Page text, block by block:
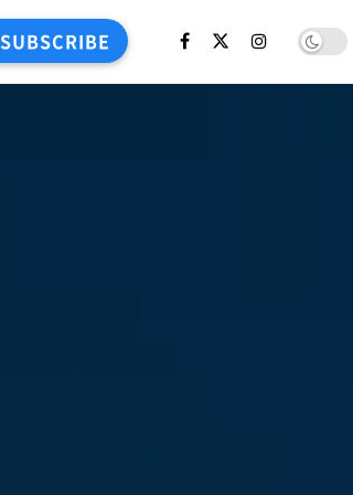
SUBSCRIBE